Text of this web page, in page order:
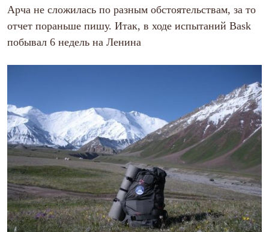
Рубашки
Толстовки
Брюки
Теплое термобелье
Куртки
Брюки
Детская одежда
Утепленная пухом
Комбинезоны
Куртки
Брюки
Утепленная синтетикой
Комбинезоны
Куртки
Брюки
Арча не сложилась по разным обстоятельствам, за то
отчет пораньше пишу. Итак, в ходе испытаний Bask
побывал 6 недель на Ленина